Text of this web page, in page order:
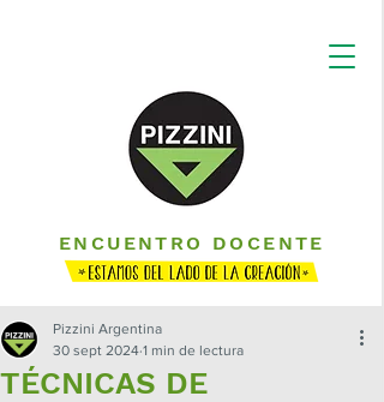
ENCUENTRO DOCENTE
TÉCNICAS DE
Pizzini Argentina
30 sept 2024 1 min de lectura